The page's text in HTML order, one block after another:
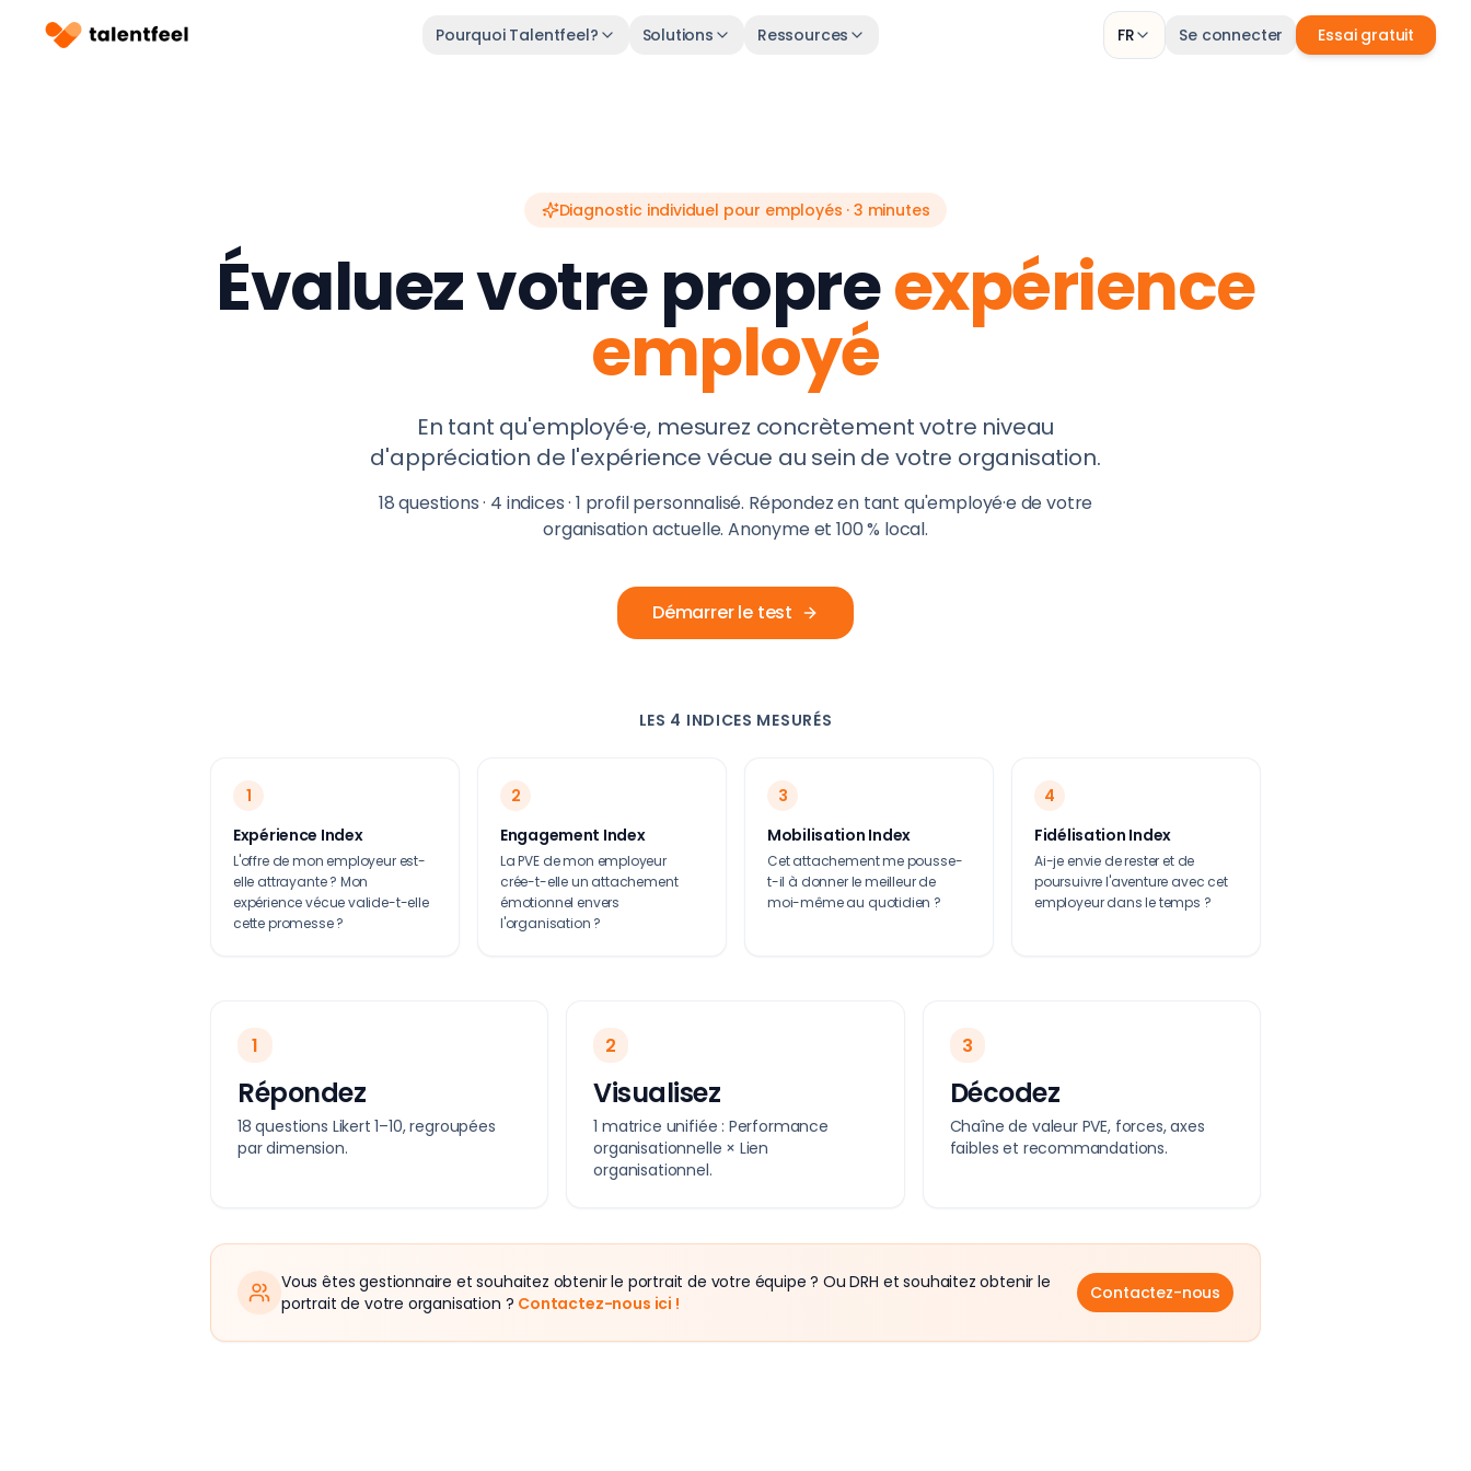
Pourquoi Talentfeel? Solutions Ressources FR Se connecter Essai gratuit
Diagnostic individuel pour employés · 3 minutes
Évaluez votre propreexpérience
employé
En tant qu'employé·e, mesurez concrètement votre niveau
d'appréciation de l'expérience vécue au sein de votre organisation.
18 questions · 4 indices · 1 profil personnalisé. Répondez en tant qu'employé·e de votre
organisation actuelle. Anonyme et 100 % local.
Démarrer le test
LES 4 INDICES MESURÉS
1
Expérience Index
L'offre de mon employeur est-
elle attrayante ? Mon
expérience vécue valide-t-elle
cette promesse ?
2
Engagement Index
La PVE de mon employeur
crée-t-elle un attachement
émotionnel envers
l'organisation ?
3
Mobilisation Index
Cet attachement me pousse-
t-il à donner le meilleur de
moi-même au quotidien ?
4
Fidélisation Index
Ai-je envie de rester et de
poursuivre l'aventure avec cet
employeur dans le temps ?
1
Répondez
18 questions Likert 1–10, regroupées
par dimension.
2
Visualisez
1 matrice unifiée : Performance
organisationnelle × Lien
organisationnel.
3
Décodez
Chaîne de valeur PVE, forces, axes
faibles et recommandations.
Vous êtes gestionnaire et souhaitez obtenir le portrait de votre équipe ? Ou DRH et souhaitez obtenir le
portrait de votre organisation ? Contactez-nous ici ! Contactez-nous